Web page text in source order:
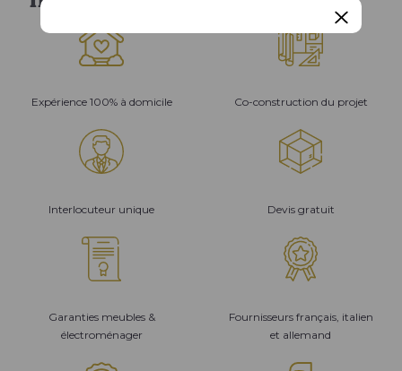
Expérience 100% à domicile Co-construction du projet
Interlocuteur unique Devis gratuit
Garanties meubles &
électroménager
Fournisseurs français, italien
et allemand